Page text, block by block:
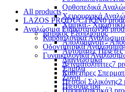
Ορθοπεδικά
Χειρουργικά
Χημικά -
Ιατρικός Εξοπλισμός
Απολύμανση -
Αυτόματες Πιπέτες
Διαγνωστικά
Έπιπλα
Ζυγοί
Πιεσόμετρα
All products
LAZOS PRODUCTION0
Αναλώσιμα Ειδικοτήτων98
Καρδιολογικά Αναλώσιμα
Οδοντιατρικά Αναλώσιμα
Γυναικολογικά
Δειγματολήπτες7
Καθετήρες
Πεσσοί Σιλικόνης2
Προφυλακτικά3